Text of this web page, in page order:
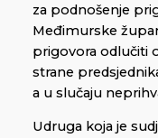
za podnošenje
Međimurske
prigovora odlučiti
strane
a u slučaju
Udruga koja je